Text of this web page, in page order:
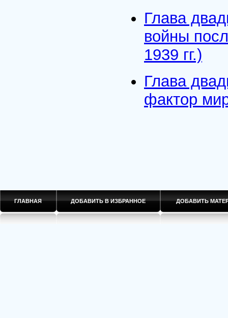
Глава
войны
1939 гг.)
Глава
фактор
ГЛАВНАЯ ДОБАВИТЬ В ИЗБРАННОЕ ДОБАВИТЬ